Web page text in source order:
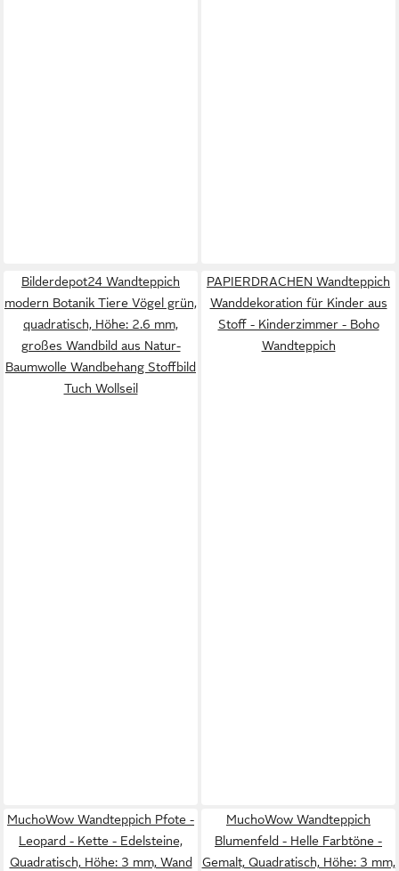
Bilderdepot24 Wandteppich
modern Botanik Tiere Vögel grün,
quadratisch, Höhe: 2.6 mm,
großes Wandbild aus Natur-
Baumwolle Wandbehang Stoffbild
Tuch Wollseil
PAPIERDRACHEN Wandteppich
Wanddekoration für Kinder aus
Stoff - Kinderzimmer - Boho
Wandteppich
MuchoWow Wandteppich Pfote -
Leopard - Kette - Edelsteine,
Quadratisch, Höhe: 3 mm, Wand
MuchoWow Wandteppich
Blumenfeld - Helle Farbtöne -
Gemalt, Quadratisch, Höhe: 3 mm,